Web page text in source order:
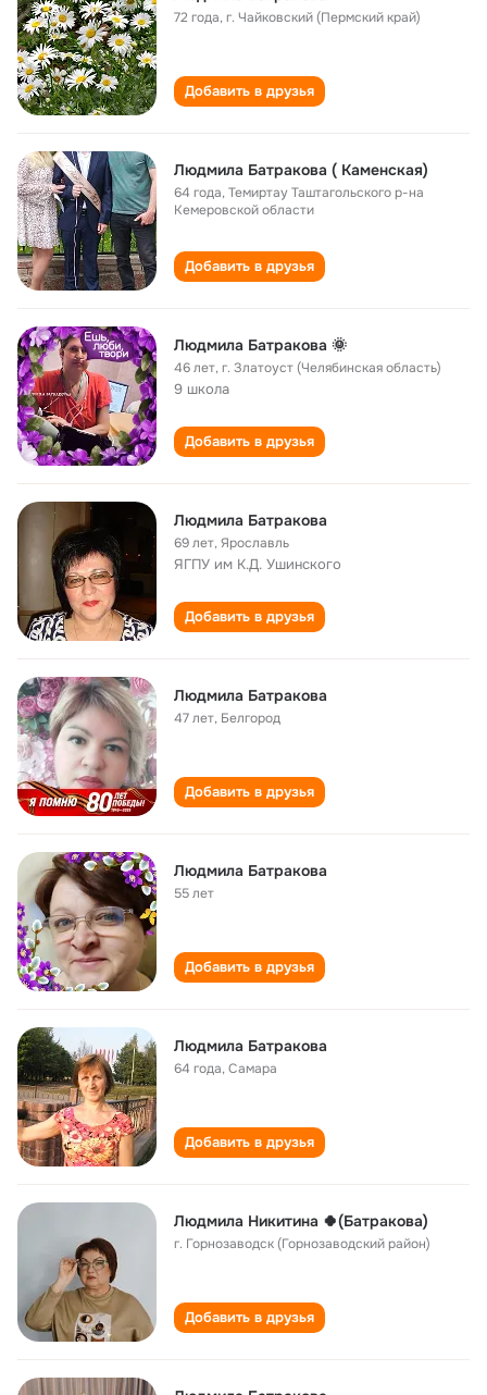
72 года,г. Чайковский (Пермский край)
Добавить в друзья
Людмила Батракова ( Каменская)
64 года,Темиртау Таштагольского р-на
Кемеровской области
Добавить в друзья
Людмила Батракова 🌞
46 лет,г. Златоуст (Челябинская область)
9 школа
Добавить в друзья
Людмила Батракова
69 лет,Ярославль
ЯГПУ им К.Д. Ушинского
Добавить в друзья
Людмила Батракова
47 лет, Белгород
Добавить в друзья
Людмила Батракова
55 лет
Добавить в друзья
Людмила Батракова
64 года,Самара
Добавить в друзья
Людмила Никитина 🍀(Батракова)
г. Горнозаводск (Горнозаводский район)
Добавить в друзья